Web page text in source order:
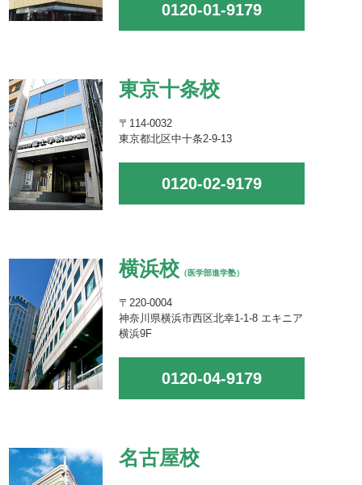
0120-01-9179
東京十条校
〒114-0032
東京都北区中十条2-9-13
0120-02-9179
横浜校 （医学部進学塾）
〒220-0004
神奈川県横浜市西区北幸1-1-8 エキニア
横浜9F
0120-04-9179
名古屋校